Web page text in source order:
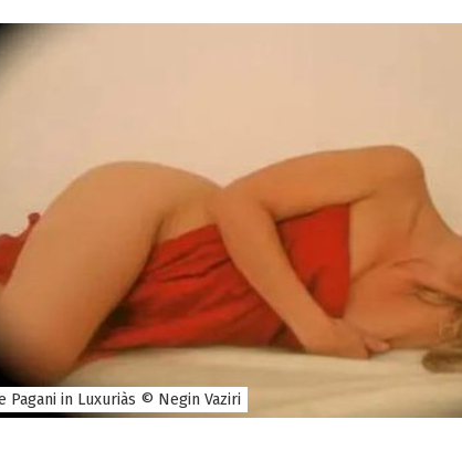
Pagani in Luxuriàs © Negin Vaziri